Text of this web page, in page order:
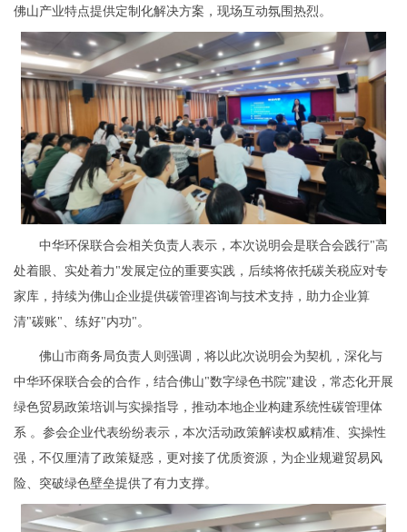
佛山产业特点提供定制化解决方案，现场互动氛围热烈。
中华环保联合会相关负责人表示，本次说明会是联合会践行"高
处着眼、实处着力"发展定位的重要实践，后续将依托碳关税应对专
家库，持续为佛山企业提供碳管理咨询与技术支持，助力企业算
清"碳账"、练好"内功"。
佛山市商务局负责人则强调，将以此次说明会为契机，深化与
中华环保联合会的合作，结合佛山"数字绿色书院"建设，常态化开展
绿色贸易政策培训与实操指导，推动本地企业构建系统性碳管理体
系 。参会企业代表纷纷表示，本次活动政策解读权威精准、实操性
强，不仅厘清了政策疑惑，更对接了优质资源，为企业规避贸易风
险、突破绿色壁垒提供了有力支撑。